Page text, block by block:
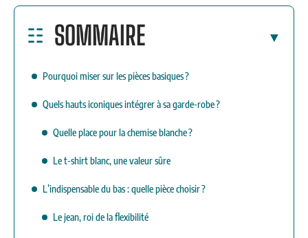
SOMMAIRE
Pourquoi miser sur les pièces basiques ?
Quels hauts iconiques intégrer à sa garde-robe ?
Quelle place pour la chemise blanche ?
Le t-shirt blanc, une valeur sûre
L’indispensable du bas : quelle pièce choisir ?
Le jean, roi de la flexibilité